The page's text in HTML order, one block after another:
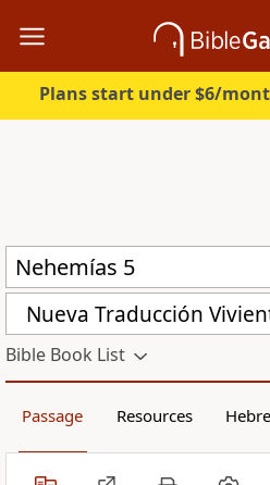
Plans start under $6/
Nueva Traducción
Bible Book List
Passage Resources